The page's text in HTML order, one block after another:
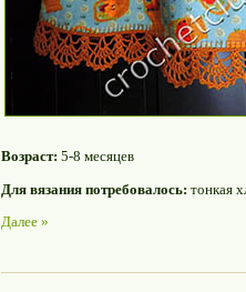
Возраст: 5-8 месяцев
Для вязания потребовалось: тонкая
Далее »